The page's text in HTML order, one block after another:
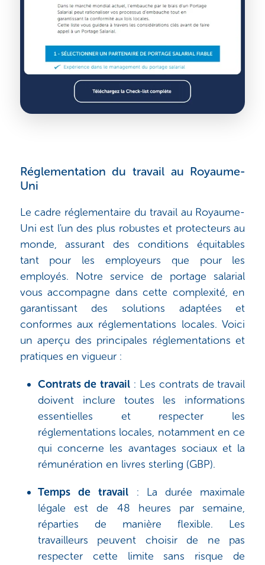
Réglementation du travail au Royaume-
Uni
Le cadre réglementaire du travail au Royaume-
Uni est l'un des plus robustes et protecteurs au
monde, assurant des conditions équitables
tant pour les employeurs que pour les
employés. Notre service de portage salarial
vous accompagne dans cette complexité, en
garantissant des solutions adaptées et
conformes aux réglementations locales. Voici
un aperçu des principales réglementations et
pratiques en vigueur :
Contrats de travail : Les contrats de travail
doivent inclure toutes les informations
essentielles et respecter les
réglementations locales, notamment en ce
qui concerne les avantages sociaux et la
rémunération en livres sterling (GBP).
Temps de travail : La durée maximale
légale est de 48 heures par semaine,
réparties de manière flexible. Les
travailleurs peuvent choisir de ne pas
respecter cette limite sans risque de